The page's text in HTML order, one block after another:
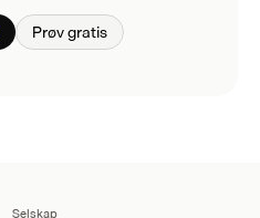
Prøv gratis
Selskap